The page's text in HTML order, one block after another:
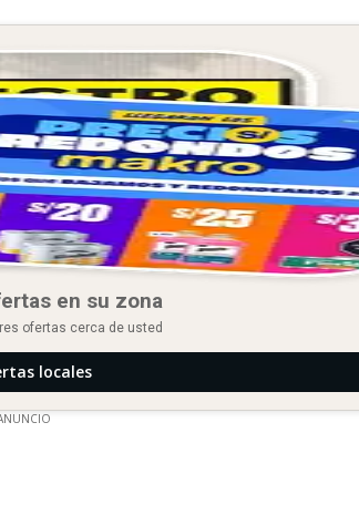
en su zona
ofertas cerca de usted
locales